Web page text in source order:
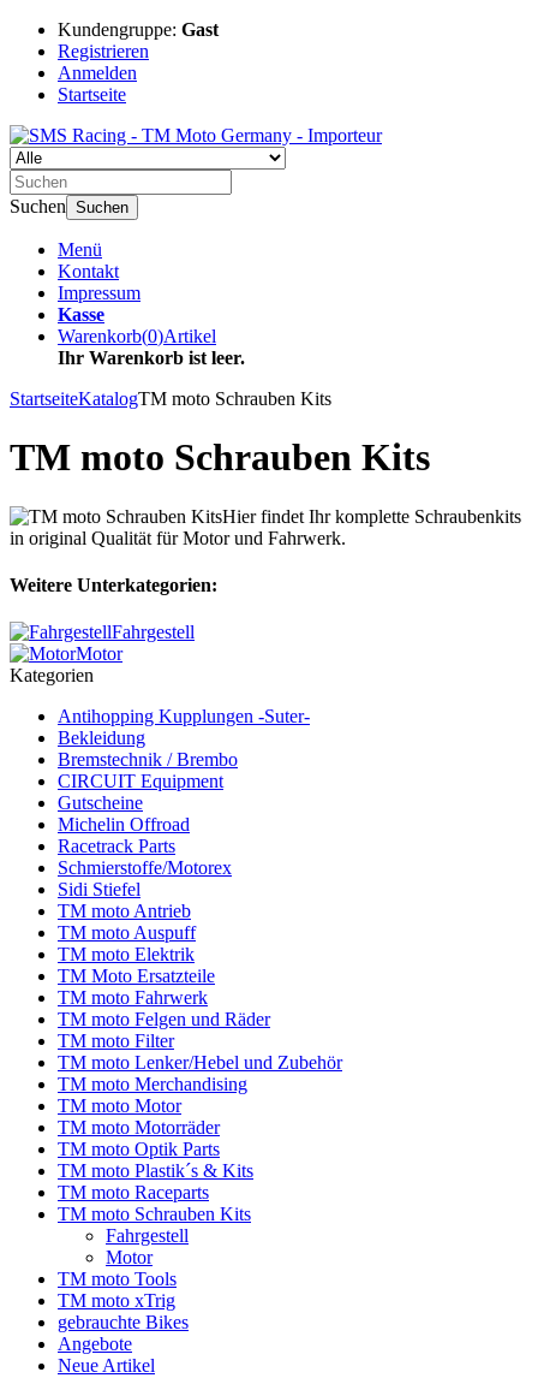
Kundengruppe: Gast
Registrieren
Anmelden
Startseite
Suchen Suchen
Menü
Kontakt
Impressum
Kasse
Warenkorb(0)Artikel
Ihr Warenkorb ist leer.
StartseiteKatalogTM moto Schrauben Kits
TM moto Schrauben Kits
Hier findet Ihr komplette Schraubenkits
in original Qualität für Motor und Fahrwerk.
Weitere Unterkategorien:
Fahrgestell
Motor
Kategorien
Antihopping Kupplungen -Suter-
Bekleidung
Bremstechnik / Brembo
CIRCUIT Equipment
Gutscheine
Michelin Offroad
Racetrack Parts
Schmierstoffe/Motorex
Sidi Stiefel
TM moto Antrieb
TM moto Auspuff
TM moto Elektrik
TM Moto Ersatzteile
TM moto Fahrwerk
TM moto Felgen und Räder
TM moto Filter
TM moto Lenker/Hebel und Zubehör
TM moto Merchandising
TM moto Motor
TM moto Motorräder
TM moto Optik Parts
TM moto Plastik´s & Kits
TM moto Raceparts
TM moto Schrauben Kits
Fahrgestell
Motor
TM moto Tools
TM moto xTrig
gebrauchte Bikes
Angebote
Neue Artikel